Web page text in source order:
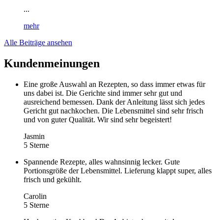
...
mehr
Alle Beiträge ansehen
Kundenmeinungen
Eine große Auswahl an Rezepten, so dass immer etwas für
uns dabei ist. Die Gerichte sind immer sehr gut und
ausreichend bemessen. Dank der Anleitung lässt sich jedes
Gericht gut nachkochen. Die Lebensmittel sind sehr frisch
und von guter Qualität. Wir sind sehr begeistert!
Jasmin
5 Sterne
Spannende Rezepte, alles wahnsinnig lecker. Gute
Portionsgröße der Lebensmittel. Lieferung klappt super, alles
frisch und gekühlt.
Carolin
5 Sterne